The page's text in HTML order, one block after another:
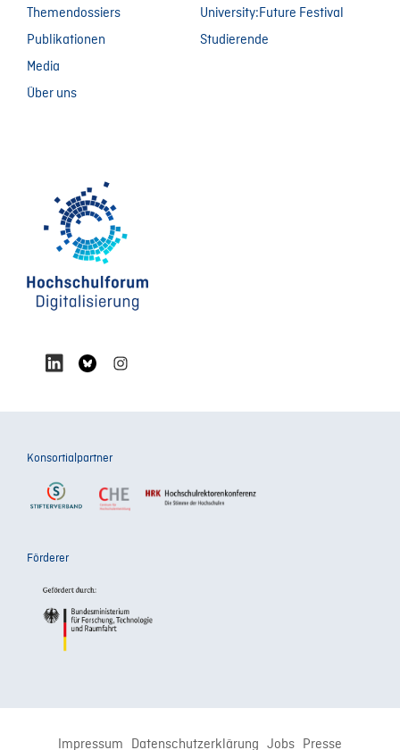
Themendossiers
Publikationen
Media
Über uns
University:Future Festival
Studierende
Konsortialpartner
Förderer
Impressum Datenschutzerklärung Jobs Presse